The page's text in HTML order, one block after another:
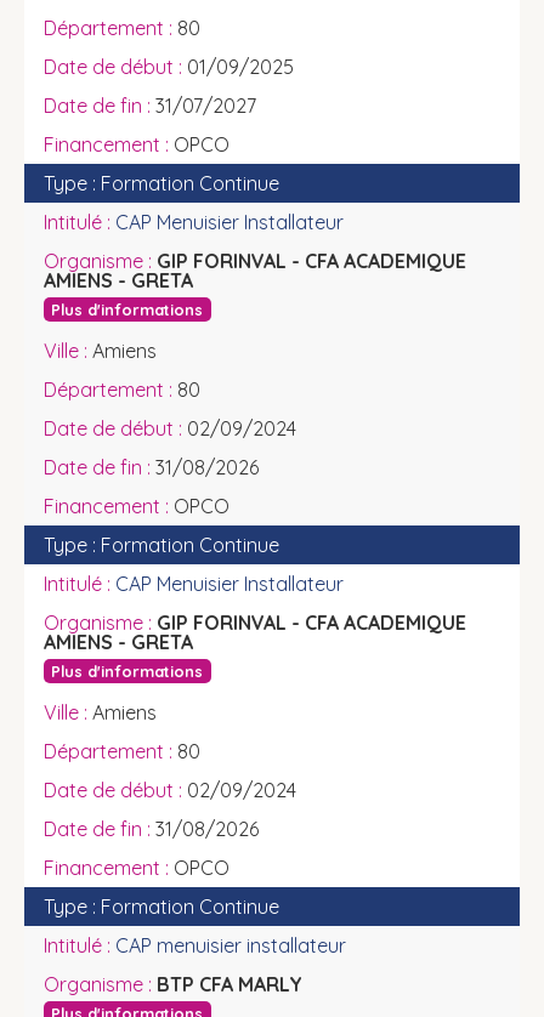
80
01/09/2025
31/07/2027
OPCO
Formation Continue
CAP Menuisier Installateur
GIP FORINVAL - CFA ACADEMIQUE
AMIENS - GRETA
Plus d'informations
Amiens
80
02/09/2024
31/08/2026
OPCO
Formation Continue
CAP Menuisier Installateur
GIP FORINVAL - CFA ACADEMIQUE
AMIENS - GRETA
Plus d'informations
Amiens
80
02/09/2024
31/08/2026
OPCO
Formation Continue
CAP menuisier installateur
BTP CFA MARLY